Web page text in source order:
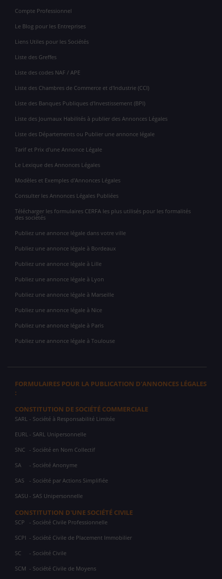
Compte Professionnel
Le Blog pour les Entreprises
Liens Utiles pour les Sociétés
Liste des Greffes
Liste des codes NAF / APE
Liste des Chambres de Commerce et d'Industrie (CCI)
Liste des Banques Publiques d'Investissement (BPI)
Liste des Journaux Habilités à publier des Annonces Légales
Liste des Départements ou Publier une annonce légale
Tarif et Prix d'une Annonce Légale
Le Lexique des Annonces Légales
Modèles et Exemples d'Annonces Légales
Consulter les Annonces Légales Publiées
Télécharger les formulaires CERFA les plus utilisés pour les formalités
des sociétés
Publiez une annonce légale dans votre ville
Publiez une annonce légale à Bordeaux
Publiez une annonce légale à Lille
Publiez une annonce légale à Lyon
Publiez une annonce légale à Marseille
Publiez une annonce légale à Nice
Publiez une annonce légale à Paris
Publiez une annonce légale à Toulouse
FORMULAIRES POUR LA PUBLICATION D'ANNONCES LÉGALES
:
CONSTITUTION DE SOCIÉTÉ COMMERCIALE
SARL - Société à Responsabilité Limitée
EURL - SARL Unipersonnelle
SNC - Société en Nom Collectif
SA - Société Anonyme
SAS - Société par Actions Simplifiée
SASU - SAS Unipersonnelle
CONSTITUTION D'UNE SOCIÉTÉ CIVILE
SCP - Société Civile Professionnelle
SCPI - Société Civile de Placement Immobilier
SC - Société Civile
SCM - Société Civile de Moyens